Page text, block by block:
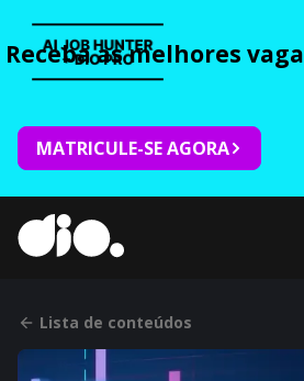
Receba as melhores
MATRICULE-SE AGORA
Lista de conteúdos